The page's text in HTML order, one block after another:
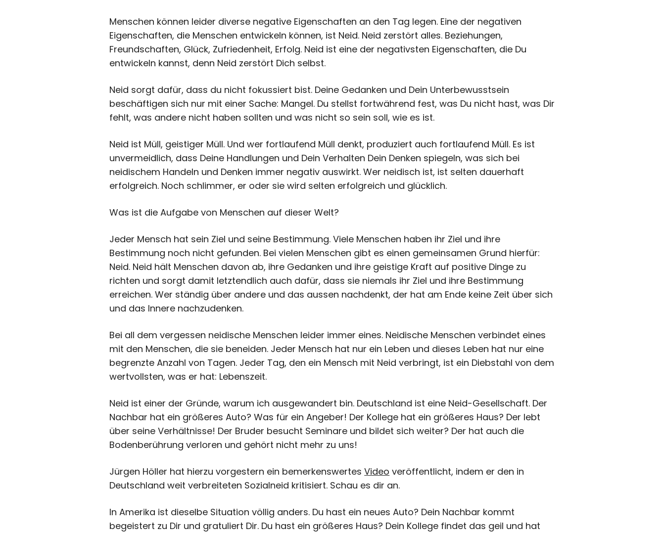
Menschen können leider diverse negative Eigenschaften an den Tag legen. Eine der negativen
Eigenschaften, die Menschen entwickeln können, ist Neid. Neid zerstört alles. Beziehungen,
Freundschaften, Glück, Zufriedenheit, Erfolg. Neid ist eine der negativsten Eigenschaften, die Du
entwickeln kannst, denn Neid zerstört Dich selbst.
Neid sorgt dafür, dass du nicht fokussiert bist. Deine Gedanken und Dein Unterbewusstsein
beschäftigen sich nur mit einer Sache: Mangel. Du stellst fortwährend fest, was Du nicht hast, was Dir
fehlt, was andere nicht haben sollten und was nicht so sein soll, wie es ist.
Neid ist Müll, geistiger Müll. Und wer fortlaufend Müll denkt, produziert auch fortlaufend Müll. Es ist
unvermeidlich, dass Deine Handlungen und Dein Verhalten Dein Denken spiegeln, was sich bei
neidischem Handeln und Denken immer negativ auswirkt. Wer neidisch ist, ist selten dauerhaft
erfolgreich. Noch schlimmer, er oder sie wird selten erfolgreich und glücklich.
Was ist die Aufgabe von Menschen auf dieser Welt?
Jeder Mensch hat sein Ziel und seine Bestimmung. Viele Menschen haben ihr Ziel und ihre
Bestimmung noch nicht gefunden. Bei vielen Menschen gibt es einen gemeinsamen Grund hierfür:
Neid. Neid hält Menschen davon ab, ihre Gedanken und ihre geistige Kraft auf positive Dinge zu
richten und sorgt damit letztendlich auch dafür, dass sie niemals ihr Ziel und ihre Bestimmung
erreichen. Wer ständig über andere und das aussen nachdenkt, der hat am Ende keine Zeit über sich
und das Innere nachzudenken.
Bei all dem vergessen neidische Menschen leider immer eines. Neidische Menschen verbindet eines
mit den Menschen, die sie beneiden. Jeder Mensch hat nur ein Leben und dieses Leben hat nur eine
begrenzte Anzahl von Tagen. Jeder Tag, den ein Mensch mit Neid verbringt, ist ein Diebstahl von dem
wertvollsten, was er hat: Lebenszeit.
Neid ist einer der Gründe, warum ich ausgewandert bin. Deutschland ist eine Neid-Gesellschaft. Der
Nachbar hat ein größeres Auto? Was für ein Angeber! Der Kollege hat ein größeres Haus? Der lebt
über seine Verhältnisse! Der Bruder besucht Seminare und bildet sich weiter? Der hat auch die
Bodenberührung verloren und gehört nicht mehr zu uns!
Jürgen Höller hat hierzu vorgestern ein bemerkenswertesVideo veröffentlicht, indem er den in
Deutschland weit verbreiteten Sozialneid kritisiert. Schau es dir an.
In Amerika ist dieselbe Situation völlig anders. Du hast ein neues Auto? Dein Nachbar kommt
begeistert zu Dir und gratuliert Dir. Du hast ein größeres Haus? Dein Kollege findet das geil und hat